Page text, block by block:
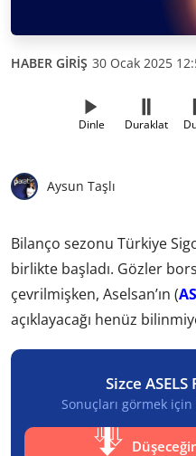
HABER GİRİŞ 30 Ocak 2025
Dinle Duraklat
Aysun Taşlı
Bilanço sezonu Türkiye
birlikte başladı. Gözler
çevrilmişken, Aselsan’ın (
açıklayacağı henüz
Sizce
Sonuçları görmek için